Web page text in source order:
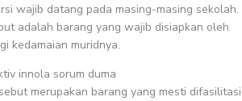
wajib datang pada masing-masing sekolah.
adalah barang yang wajib disiapkan oleh
kedamaian muridnya.
innola sorum duma
merupakan barang yang mesti difasilitasi